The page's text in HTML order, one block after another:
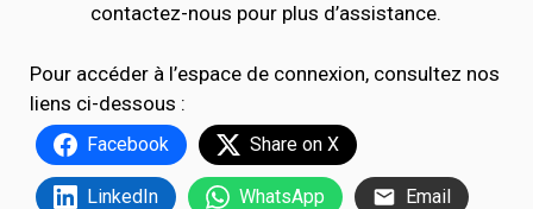
contactez-nous pour plus d’assistance.
Pour accéder à l’espace de connexion, consultez nos
liens ci-dessous :
Facebook Share on X
LinkedIn WhatsApp Email